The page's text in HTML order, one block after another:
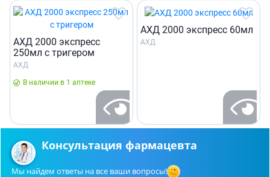
АХД 2000 экспресс
250мл с тригером
АХД
В наличии в 1 аптеке
АХД 2000 экспресс 60мл
АХД
Консультация фармацевта
Мы найдем ответы на все ваши вопросы!